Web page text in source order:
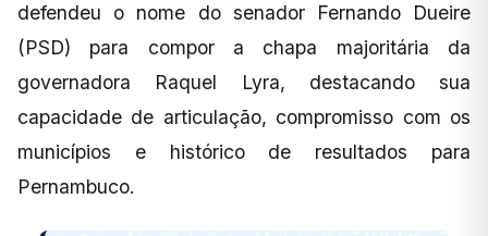
defendeu o nome do senador Fernando Dueire
(PSD) para compor a chapa majoritária da
governadora Raquel Lyra, destacando sua
capacidade de articulação, compromisso com os
municípios e histórico de resultados para
Pernambuco.